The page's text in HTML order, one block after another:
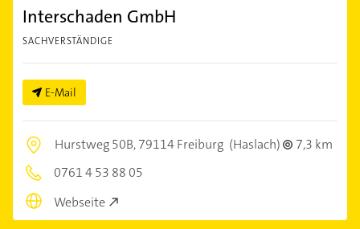
Interschaden GmbH
SACHVERSTÄNDIGE
E-Mail
Hurstweg 50B,79114 Freiburg (Haslach)
7,3 km
0761 4 53 88 05
Webseite